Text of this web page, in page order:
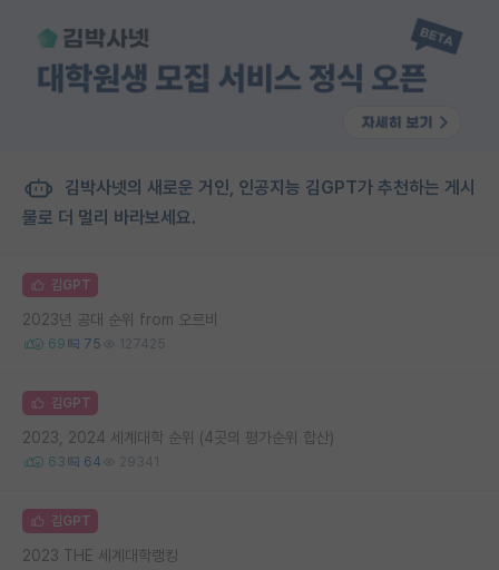
김박사넷의 새로운 거인, 인공지능 김GPT가 추천하는 게시
물로 더 멀리 바라보세요.
김GPT
2023년 공대 순위 from 오르비
69 75 127425
김GPT
2023, 2024 세계대학 순위 (4곳의 평가순위 합산)
63 64 29341
김GPT
2023 THE 세계대학랭킹